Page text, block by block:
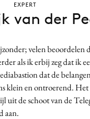
velen beoordelen
als ik erbij zeg dat ik
dat de
klein en ontroerend. Het
uit de schoot van de
aan.
EXPERT
van der